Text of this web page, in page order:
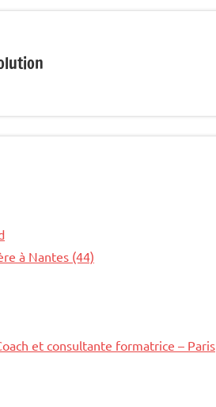
à Nantes (44)
et consultante formatrice – Paris